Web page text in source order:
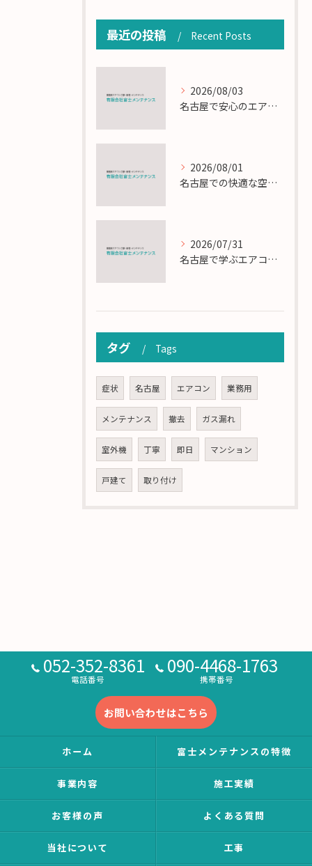
最近の投稿 Recent Posts
2026/08/03
名古屋で安心のエアコン工事と定期メンテナンスの重要性
2026/08/01
名古屋での快適な空調を実現するエアコンサービスの技術
2026/07/31
名古屋で学ぶエアコン設置とメンテの匠の技
タグ Tags
症状 名古屋 エアコン 業務用
メンテナンス 撤去 ガス漏れ
室外機 丁寧 即日 マンション
戸建て 取り付け
052-352-8361
電話番号
090-4468-1763
携帯番号
お問い合わせはこちら
ホーム 富士メンテナンスの特徴
事業内容 施工実績
お客様の声 よくある質問
当社について 工事